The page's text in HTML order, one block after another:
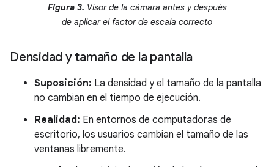
Figura 3. Visor de la cámara antes y después
de aplicar el factor de escala correcto
Densidad y tamaño de la pantalla
Suposición: La densidad y el tamaño de la pantalla
no cambian en el tiempo de ejecución.
Realidad: En entornos de computadoras de
escritorio, los usuarios cambian el tamaño de las
ventanas libremente.